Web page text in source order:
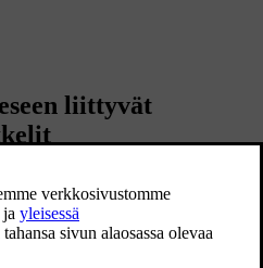
liittyvät
Call
Call antaa suoran yhteyden